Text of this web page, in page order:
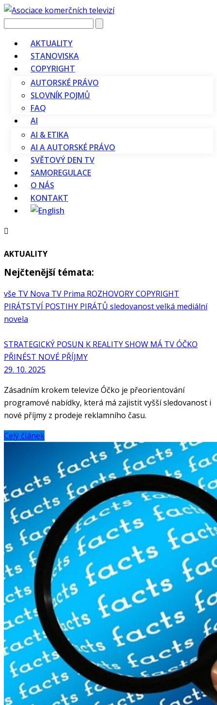
Vyhledávání
AKTUALITY
STANOVISKA
COPYRIGHT
AUTORSKÉ PRÁVO
SLOVNÍK POJMŮ
FAQ
AI
AI & ETIKA
AI A AUTORSKÉ PRÁVO
SVĚTOVÝ DEN TV
SAMOREGULACE
O NÁS
KONTAKT
AKTUALITY
Nejčtenější témata:
vše TV Nova TV Prima ROZHOVORYCOPYRIGHT
PIRÁTSTVÍ POSTIHY PIRÁTŮ sledovanostvelká mediální
novela
STRATEGICKÝ POSUN K REALITY SHOW MÁ TV ÓČKO
PŘINÉST NOVÉ PŘÍJMY
29. 10. 2025
Zásadním krokem televize Óčko je přeorientování
programové nabídky, která má zajistit vyšší sledovanost i
nové příjmy z prodeje reklamního času.
Celý článek